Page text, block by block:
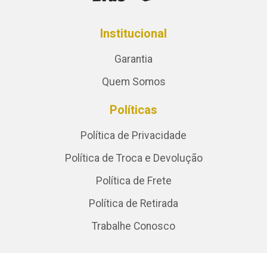
Institucional
Garantia
Quem Somos
Políticas
Política de Privacidade
Política de Troca e Devolução
Política de Frete
Política de Retirada
Trabalhe Conosco